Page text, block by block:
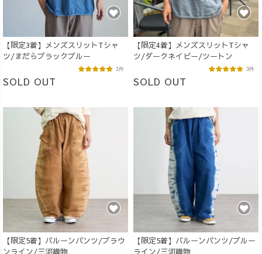
【限定3着】メンズスリットTシャ
ツ/まだらブラックブルー
SOLD OUT
1件
【限定4着】メンズスリットTシャ
ツ/ダークネイビー/ツートン
SOLD OUT
3件
【限定5着】バルーンパンツ/ブラウ
ンライン/三河織物
【限定5着】バルーンパンツ/ブルー
ライン/三河織物